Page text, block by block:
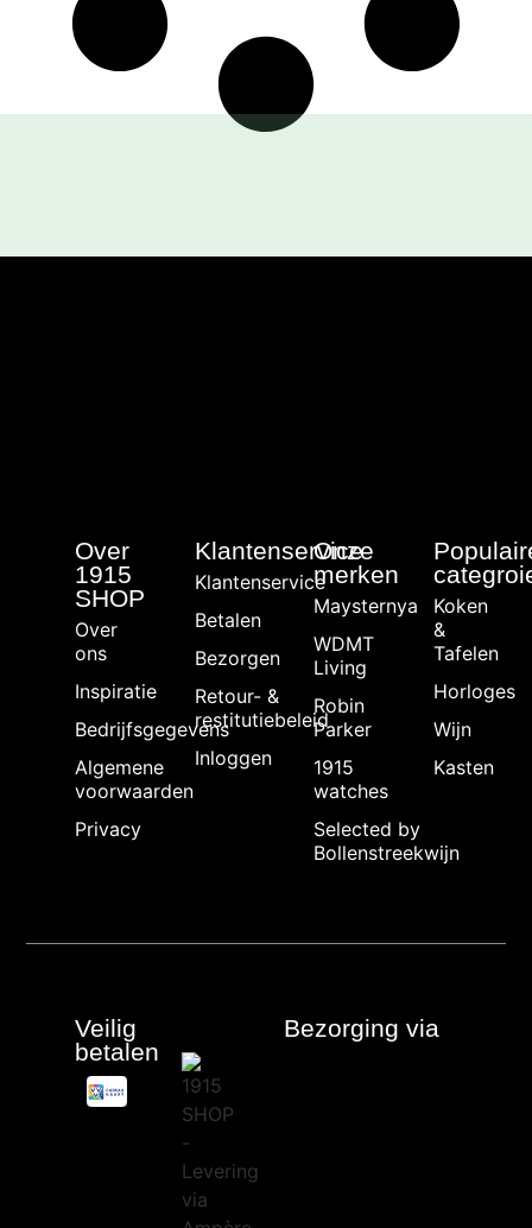
Over
1915
SHOP
Over
ons
Inspiratie
Bedrijfsgegevens
Algemene
voorwaarden
Privacy
Klantenservice
Klantenservice
Betalen
Bezorgen
Retour- &
restitutiebeleid
Inloggen
Onze
merken
Maysternya
WDMT
Living
Robin
Parker
1915
watches
Selected by
Bollenstreekwijn
Koken
&
Tafelen
Horloges
Wijn
Kasten
Veilig
betalen
Bezorging via